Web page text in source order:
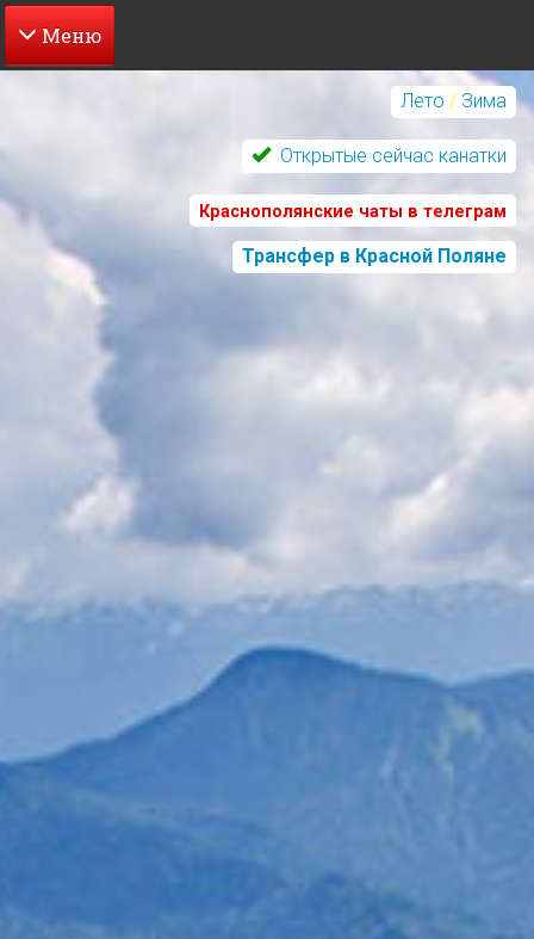
Перейти
содержанию
Лето / Зима
Открытые сейчас канатки
Краснополянские чаты в телеграм
Трансфер в Красной Поляне